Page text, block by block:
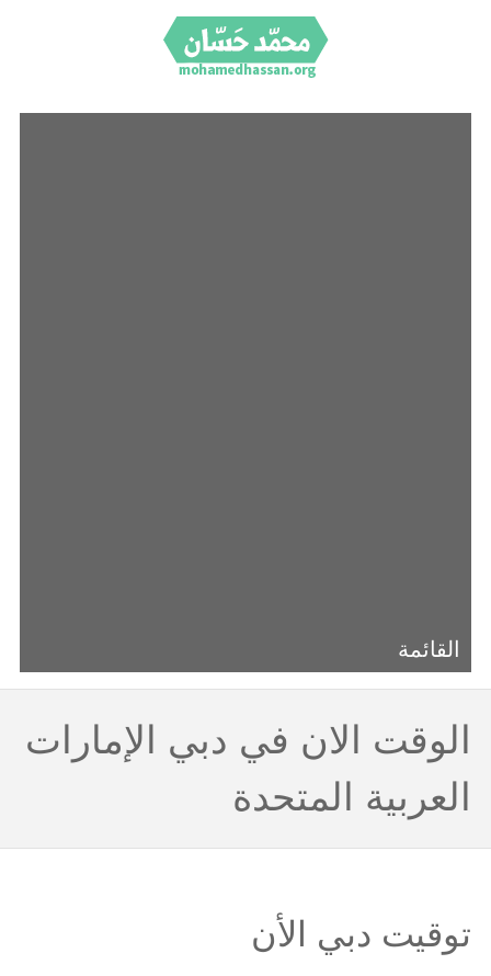
القائمة
الوقت الان في دبي الإمارات
العربية المتحدة
توقيت دبي الأن